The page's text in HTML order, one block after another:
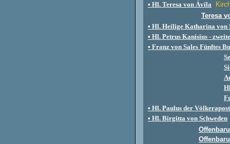
• Hl. Teresa von Ávila
Teresa
• Hl. Heilige Katharina von
• Hl. Petrus Kanisius -
• Franz von Sales Fünftes
• Hl. Paulus der
• Hl. Birgitta von Schweden